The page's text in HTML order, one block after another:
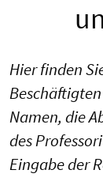
Hier finden
Namen, die
des
Eingabe der